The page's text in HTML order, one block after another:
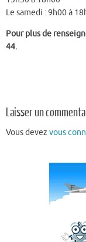
Le samedi : 9h00 à
Pour plus de
44.
Laisser un
Vous devez vous